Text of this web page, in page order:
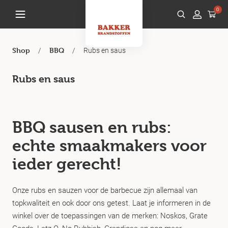
0
Shop / BBQ / Rubs en saus
Rubs en saus
BBQ sausen en rubs:
echte smaakmakers voor
ieder gerecht!
Onze rubs en sauzen voor de barbecue zijn allemaal van
topkwaliteit en ook door ons getest. Laat je informeren in de
winkel over de toepassingen van de merken: Noskos, Grate